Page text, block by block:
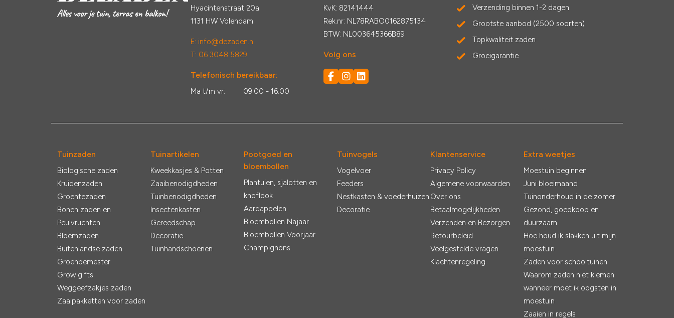
Hyacintenstraat 20a
1131 HW Volendam
E: info@dezaden.nl
T: 06 3048 5829
Telefonisch bereikbaar:
Ma t/m vr: 09:00 - 16:00
KvK: 82141444
Rek.nr: NL78RABO0162875134
BTW: NL003645366B89
Volg ons
Verzending binnen 1-2 dagen
Grootste aanbod (2500 soorten)
Topkwaliteit zaden
Groeigarantie
Tuinzaden
Biologische zaden
Kruidenzaden
Groentezaden
Bonen zaden en
Peulvruchten
Bloemzaden
Buitenlandse zaden
Groenbemester
Grow gifts
Weggeefzakjes zaden
Zaaipakketten voor zaden
Tuinartikelen
Kweekkasjes & Potten
Zaaibenodigdheden
Tuinbenodigdheden
Insectenkasten
Gereedschap
Decoratie
Tuinhandschoenen
Pootgoed en
bloembollen
Plantuien, sjalotten en
knoflook
Aardappelen
Bloembollen Najaar
Bloembollen Voorjaar
Champignons
Tuinvogels
Vogelvoer
Feeders
Nestkasten & voederhuizen
Decoratie
Klantenservice
Privacy Policy
Algemene voorwaarden
Over ons
Betaalmogelijkheden
Verzenden en Bezorgen
Retourbeleid
Veelgestelde vragen
Klachtenregeling
Extra weetjes
Moestuin beginnen
Juni bloeimaand
Tuinonderhoud in de zomer
Gezond, goedkoop en
duurzaam
Hoe houd ik slakken uit mijn
moestuin
Zaden voor schooltuinen
Waarom zaden niet kiemen
wanneer moet ik oogsten in
moestuin
Zaaien in regels